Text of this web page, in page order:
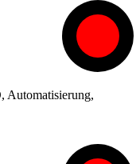
Automatisierung,